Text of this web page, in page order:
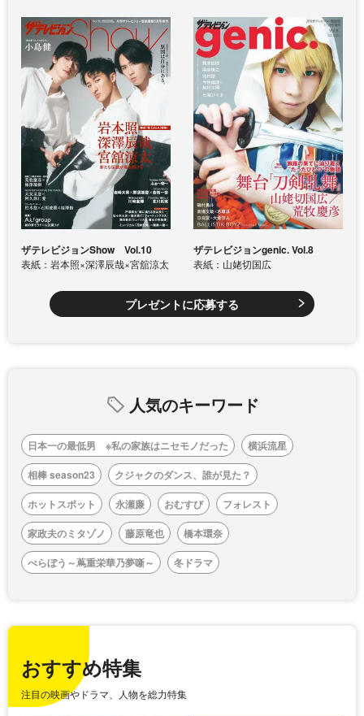
ザテレビジョンShow Vol.10
表紙：岩本照×深澤辰哉×宮舘涼太
ザテレビジョンgenic. Vol.8
表紙：山姥切国広
プレゼントに応募する
人気のキーワード
日本一の最低男 ※私の家族はニセモノだった
横浜流星
相棒 season23
クジャクのダンス、誰が見た？
ホットスポット
永瀬廉 おむすび
フォレスト
家政夫のミタゾノ
藤原竜也
橋本環奈
べらぼう～蔦重栄華乃夢噺～
冬ドラマ
おすすめ特集
注目の映画やドラマ、人物を総力特集